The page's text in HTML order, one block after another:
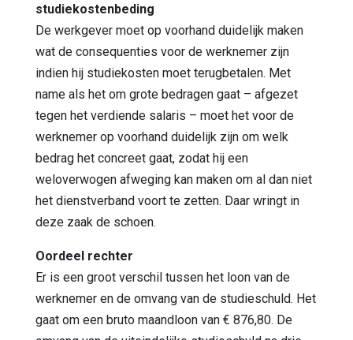
studiekostenbeding
De werkgever moet op voorhand duidelijk maken
wat de consequenties voor de werknemer zijn
indien hij studiekosten moet terugbetalen. Met
name als het om grote bedragen gaat – afgezet
tegen het verdiende salaris – moet het voor de
werknemer op voorhand duidelijk zijn om welk
bedrag het concreet gaat, zodat hij een
weloverwogen afweging kan maken om al dan niet
het dienstverband voort te zetten. Daar wringt in
deze zaak de schoen.
Oordeel rechter
Er is een groot verschil tussen het loon van de
werknemer en de omvang van de studieschuld. Het
gaat om een bruto maandloon van € 876,80. De